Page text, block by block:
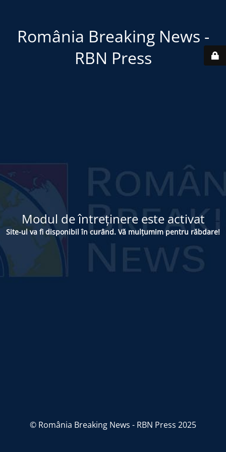
România Breaking News -
RBN Press
Modul de întreținere este activat
Site-ul va fi disponibil în curând. Vă mulțumim pentru răbdare!
© România Breaking News - RBN Press 2025